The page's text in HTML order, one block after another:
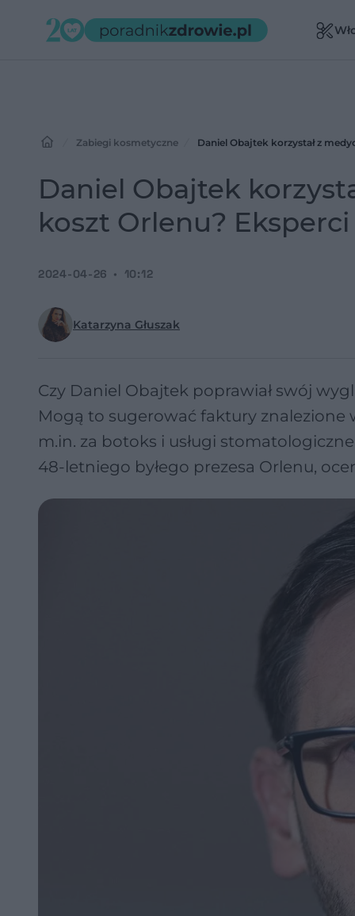
Zabiegi kosmetyczne Daniel Obajtek korzystał z
Daniel Obajtek
koszt Orlenu?
Katarzyna Głuszak
2024-04-26 10:12
Czy Daniel Obajtek poprawiał swój
Mogą to sugerować faktury znalezione
m.in. za botoks i usługi
48-letniego byłego prezesa Orlenu,